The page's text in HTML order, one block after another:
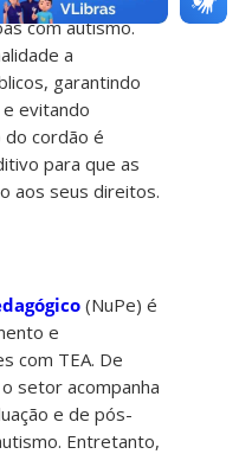
com autismo.
a
garantindo
evitando
cordão é
para que as
aos seus direitos.
(NuPe) é
e
com TEA. De
setor acompanha
e de pós-
Entretanto,